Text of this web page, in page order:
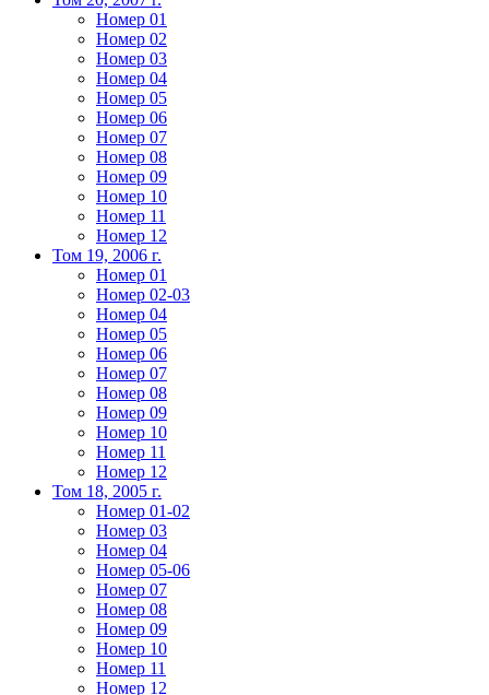
Номер 01
Номер 02
Номер 03
Номер 04
Номер 05
Номер 06
Номер 07
Номер 08
Номер 09
Номер 10
Номер 11
Номер 12
Том 19, 2006 г.
Номер 01
Номер 02-03
Номер 04
Номер 05
Номер 06
Номер 07
Номер 08
Номер 09
Номер 10
Номер 11
Номер 12
Том 18, 2005 г.
Номер 01-02
Номер 03
Номер 04
Номер 05-06
Номер 07
Номер 08
Номер 09
Номер 10
Номер 11
Номер 12